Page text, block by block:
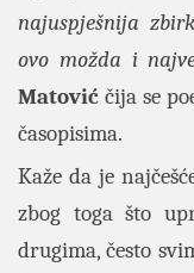
najuspješnija
ovo možda i
Matović čija se
časopisima.
Kaže da je
zbog toga što
drugima, često